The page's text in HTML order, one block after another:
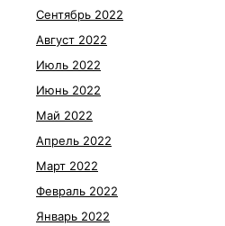
Сентябрь 2022
Август 2022
Июль 2022
Июнь 2022
Май 2022
Апрель 2022
Март 2022
Февраль 2022
Январь 2022